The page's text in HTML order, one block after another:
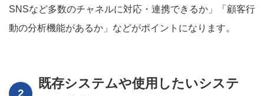
SNSなど多数のチャネルに対応・連携できるか」「顧客行
動の分析機能があるか」などがポイントになります。
既存システムや使用したいシステ